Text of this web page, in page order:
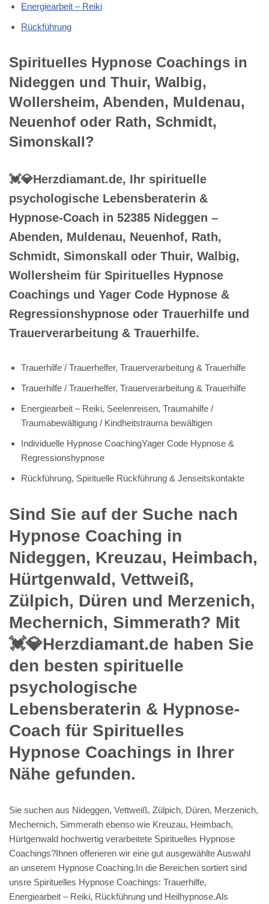
Energiearbeit – Reiki
Rückführung
Spirituelles Hypnose Coachings in
Nideggen und Thuir, Walbig,
Wollersheim, Abenden, Muldenau,
Neuenhof oder Rath, Schmidt,
Simonskall?
💓️💎Herzdiamant.de, Ihr spirituelle
psychologische Lebensberaterin &
Hypnose-Coach in 52385 Nideggen –
Abenden, Muldenau, Neuenhof, Rath,
Schmidt, Simonskall oder Thuir, Walbig,
Wollersheim für Spirituelles Hypnose
Coachings und Yager Code Hypnose &
Regressionshypnose oder Trauerhilfe und
Trauerverarbeitung & Trauerhilfe.
Trauerhilfe / Trauerhelfer, Trauerverarbeitung & Trauerhilfe
Trauerhilfe / Trauerhelfer, Trauerverarbeitung & Trauerhilfe
Energiearbeit – Reiki, Seelenreisen, Traumahilfe /
Traumabewältigung / Kindheitstrauma bewältigen
Individuelle Hypnose CoachingYager Code Hypnose &
Regressionshypnose
Rückführung, Spirituelle Rückführung & Jenseitskontakte
Sind Sie auf der Suche nach
Hypnose Coaching in
Nideggen, Kreuzau, Heimbach,
Hürtgenwald, Vettweiß,
Zülpich, Düren und Merzenich,
Mechernich, Simmerath? Mit
💓️💎Herzdiamant.de haben Sie
den besten spirituelle
psychologische
Lebensberaterin & Hypnose-
Coach für Spirituelles
Hypnose Coachings in Ihrer
Nähe gefunden.
Sie suchen aus Nideggen, Vettweiß, Zülpich, Düren, Merzenich,
Mechernich, Simmerath ebenso wie Kreuzau, Heimbach,
Hürtgenwald hochwertig verarbeitete Spirituelles Hypnose
Coachings?Ihnen offerieren wir eine gut ausgewählte Auswahl
an unserem Hypnose Coaching.In die Bereichen sortiert sind
unsre Spirituelles Hypnose Coachings: Trauerhilfe,
Energiearbeit – Reiki, Rückführung und Heilhypnose.Als